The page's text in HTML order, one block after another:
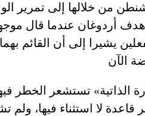
من خلالها إلى تمرير
هدف أردوغان عندما قال
يشيرا إلى أن القائم
الذاتية» تستشعر الخطر
لا استثناء فيها، ولم